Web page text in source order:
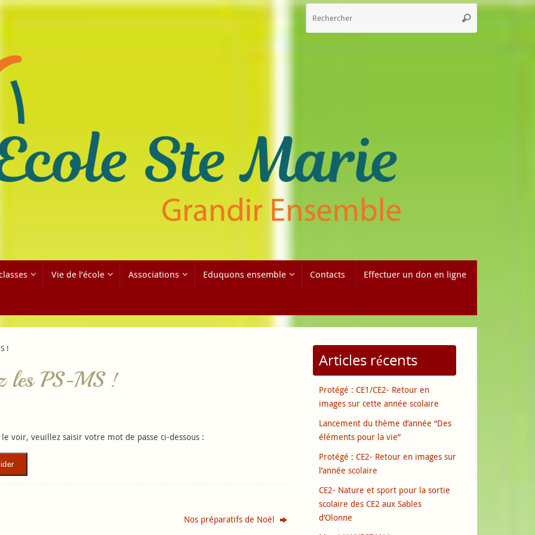
Recherche
Rechercher
Vie de l’école Associations Eduquons ensemble Contacts Effectuer un don en ligne
!
les PS-MS !
voir, veuillez saisir votre mot de passe ci-dessous :
Nos préparatifs de Noël
Articles récents
Protégé : CE1/CE2- Retour en
images sur cette année scolaire
Lancement du thème d’année “Des
éléments pour la vie”
Protégé : CE2- Retour en images sur
l’année scolaire
CE2- Nature et sport pour la sortie
scolaire des CE2 aux Sables
d’Olonne